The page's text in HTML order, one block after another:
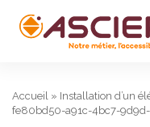
Accueil » Installation d’un
fe80bd50-a91c-4bc7-